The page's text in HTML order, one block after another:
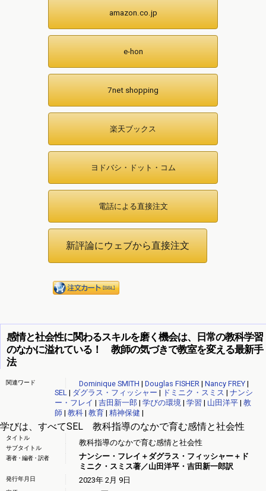
amazon.co.jp
e-hon
7net shopping
楽天ブックス
ヨドバシ・ドット・コム
電話による直接注文
感情と社会性に関わるスキルを磨く機会は、日常の教科学習
のなかに溢れている！ 教師の気づきで教室を変える最新手
法
関連ワード Dominique SMITH | Douglas FISHER | Nancy FREY|
SEL | ダグラス・フィッシャー | ドミニク・スミス | ナンシ
ー・フレイ | 吉田新一郎 | 学びの環境 | 学習 | 山田洋平| 教
師| 教科| 教育| 精神保健 |
学びは、すべてSEL 教科指導のなかで育む感情と社会性
タイトル
サブタイトル
教科指導のなかで育む感情と社会性
著者・編者・訳者
ナンシー・フレイ＋ダグラス・フィッシャー＋ド
ミニク・スミス著／山田洋平・吉田新一郎訳
発行年月日 2023年 2月 9日